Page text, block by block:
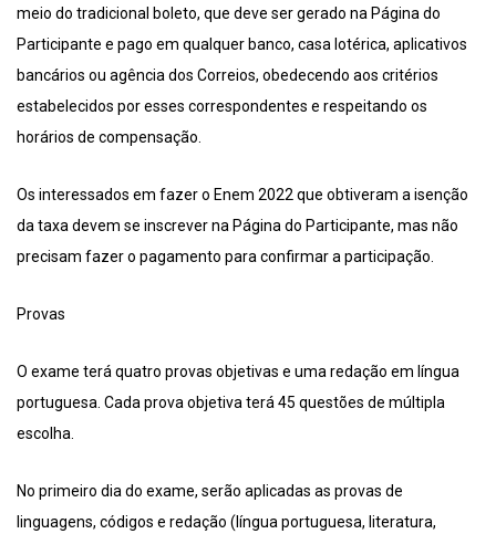
meio do tradicional boleto, que deve ser gerado na Página do
Participante e pago em qualquer banco, casa lotérica, aplicativos
bancários ou agência dos Correios, obedecendo aos critérios
estabelecidos por esses correspondentes e respeitando os
horários de compensação.
Os interessados em fazer o Enem 2022 que obtiveram a isenção
da taxa devem se inscrever na Página do Participante, mas não
precisam fazer o pagamento para confirmar a participação.
Provas
O exame terá quatro provas objetivas e uma redação em língua
portuguesa. Cada prova objetiva terá 45 questões de múltipla
escolha.
No primeiro dia do exame, serão aplicadas as provas de
linguagens, códigos e redação (língua portuguesa, literatura,